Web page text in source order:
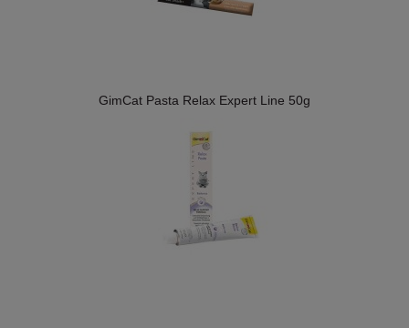
GimCat Pasta Relax Expert Line 50g